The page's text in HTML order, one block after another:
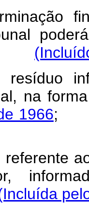
na
1966